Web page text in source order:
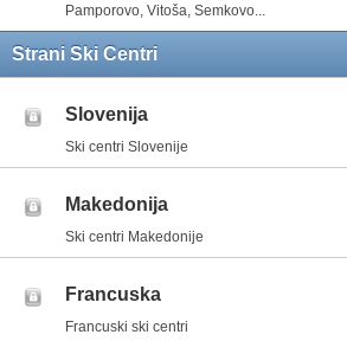
Pamporovo, Vitoša, Semkovo...
Strani Ski Centri
Slovenija
Ski centri Slovenije
Makedonija
Ski centri Makedonije
Francuska
Francuski ski centri